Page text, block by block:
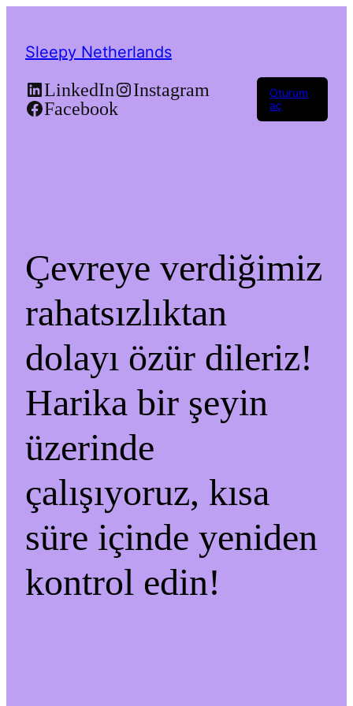
Sleepy Netherlands
LinkedIn
Instagram
Facebook
Oturum
aç
Çevreye verdiğimiz
rahatsızlıktan
dolayı özür dileriz!
Harika bir şeyin
üzerinde
çalışıyoruz, kısa
süre içinde yeniden
kontrol edin!